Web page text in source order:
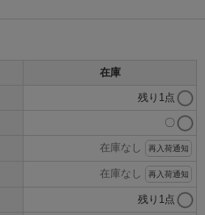
在庫
残り1点
〇
在庫なし 再入荷通知
在庫なし 再入荷通知
残り1点